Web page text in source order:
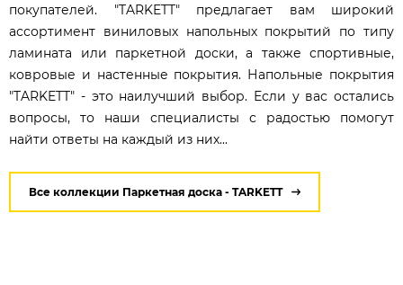
покупателей. "TARKETT" предлагает вам широкий
ассортимент виниловых напольных покрытий по типу
ламината или паркетной доски, а также спортивные,
ковровые и настенные покрытия. Напольные покрытия
"TARKETT" - это наилучший выбор. Если у вас остались
вопросы, то наши специалисты с радостью помогут
найти ответы на каждый из них...
Все коллекции Паркетная доска - TARKETT